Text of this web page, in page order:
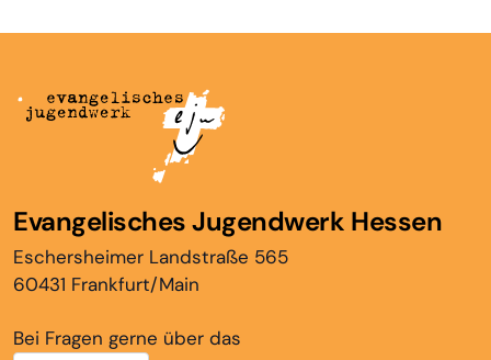
Evangelisches Jugendwerk Hessen
Eschersheimer Landstraße 565
60431 Frankfurt/Main
Bei Fragen gerne über das